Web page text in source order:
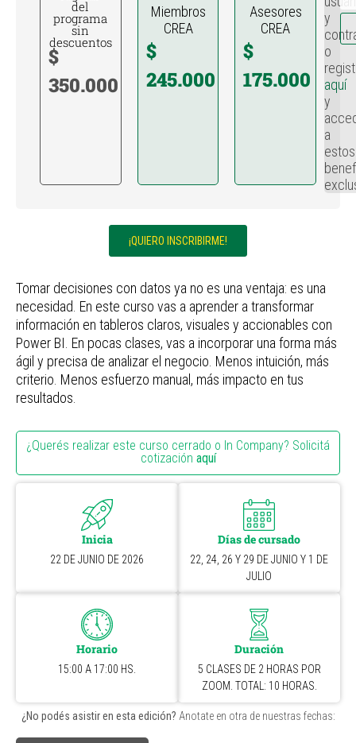
del
programa
sin
descuentos
$
350.000
Miembros
CREA
$
245.000
Asesores
CREA
$
175.000
y
o
aquí
y
a
estos
¡QUIERO INSCRIBIRME!
Tomar decisiones con datos ya no es una ventaja: es una
necesidad. En este curso vas a aprender a transformar
información en tableros claros, visuales y accionables con
Power BI. En pocas clases, vas a incorporar una forma más
ágil y precisa de analizar el negocio. Menos intuición, más
criterio. Menos esfuerzo manual, más impacto en tus
resultados.
¿Querés realizar este curso cerrado o In Company? Solicitá
cotización aquí
Inicia
22 DE JUNIO DE 2026
Días de cursado
22, 24, 26 Y 29 DE JUNIO Y 1 DE
JULIO
Horario
15:00 A 17:00 HS.
Duración
5 CLASES DE 2 HORAS POR
ZOOM. TOTAL: 10 HORAS.
¿No podés asistir en esta edición? Anotate en otra de nuestras fechas: